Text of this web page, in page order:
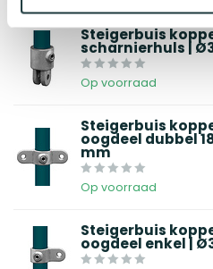
Steigerbuis
scharnierhuls |
Op voorraad
Steigerbuis
oogdeel dubbel
mm
Op voorraad
Steigerbuis
oogdeel enkel |